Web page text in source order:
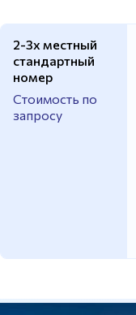
2-3х местный
стандартный
номер
Стоимость по
запросу